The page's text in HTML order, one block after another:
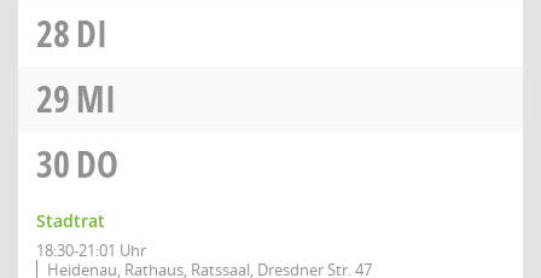
28DI
29MI
30DO
Stadtrat
18:30-21:01 Uhr
Heidenau, Rathaus, Ratssaal, Dresdner Str. 47